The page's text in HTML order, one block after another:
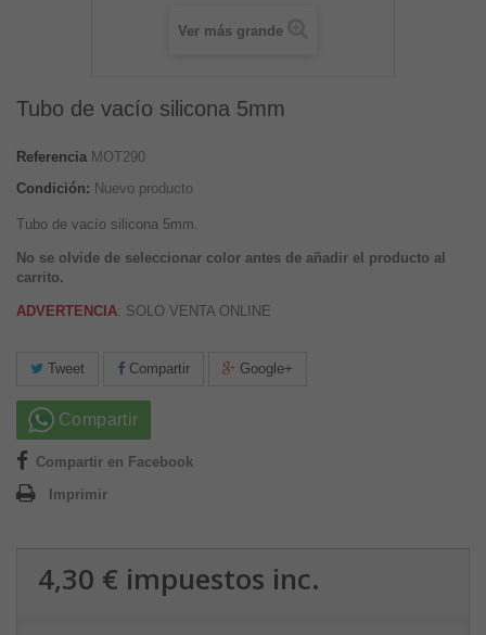
Ver más grande
Tubo de vacío silicona 5mm
Referencia MOT290
Condición: Nuevo producto
Tubo de vacío silicona 5mm.
No se olvide de seleccionar color antes de añadir el producto al
carrito.
ADVERTENCIA: SOLO VENTA ONLINE
Tweet Compartir Google+
Compartir
Compartir en Facebook
Imprimir
4,30 € impuestos inc.